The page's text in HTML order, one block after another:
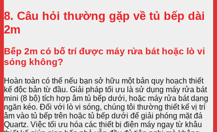
8. Câu hỏi thường gặp về tủ bếp dài
2m
Bếp 2m có bố trí được máy rửa bát hoặc lò vi
sóng không?
Hoàn toàn có thể nếu bạn sở hữu một bản quy hoạch thiết
kế độc bản từ đầu. Giải pháp tối ưu là sử dụng máy rửa bát
mini (8 bộ) tích hợp âm tủ bếp dưới, hoặc máy rửa bát dạng
ngăn kéo. Đối với lò vi sóng, chúng tôi thường thiết kế vị trí
âm vào tủ bếp trên hoặc tủ bếp dưới để giải phóng mặt đá
Quartz. Việc tối ưu hóa các thiết bị điện máy ngay từ khâu